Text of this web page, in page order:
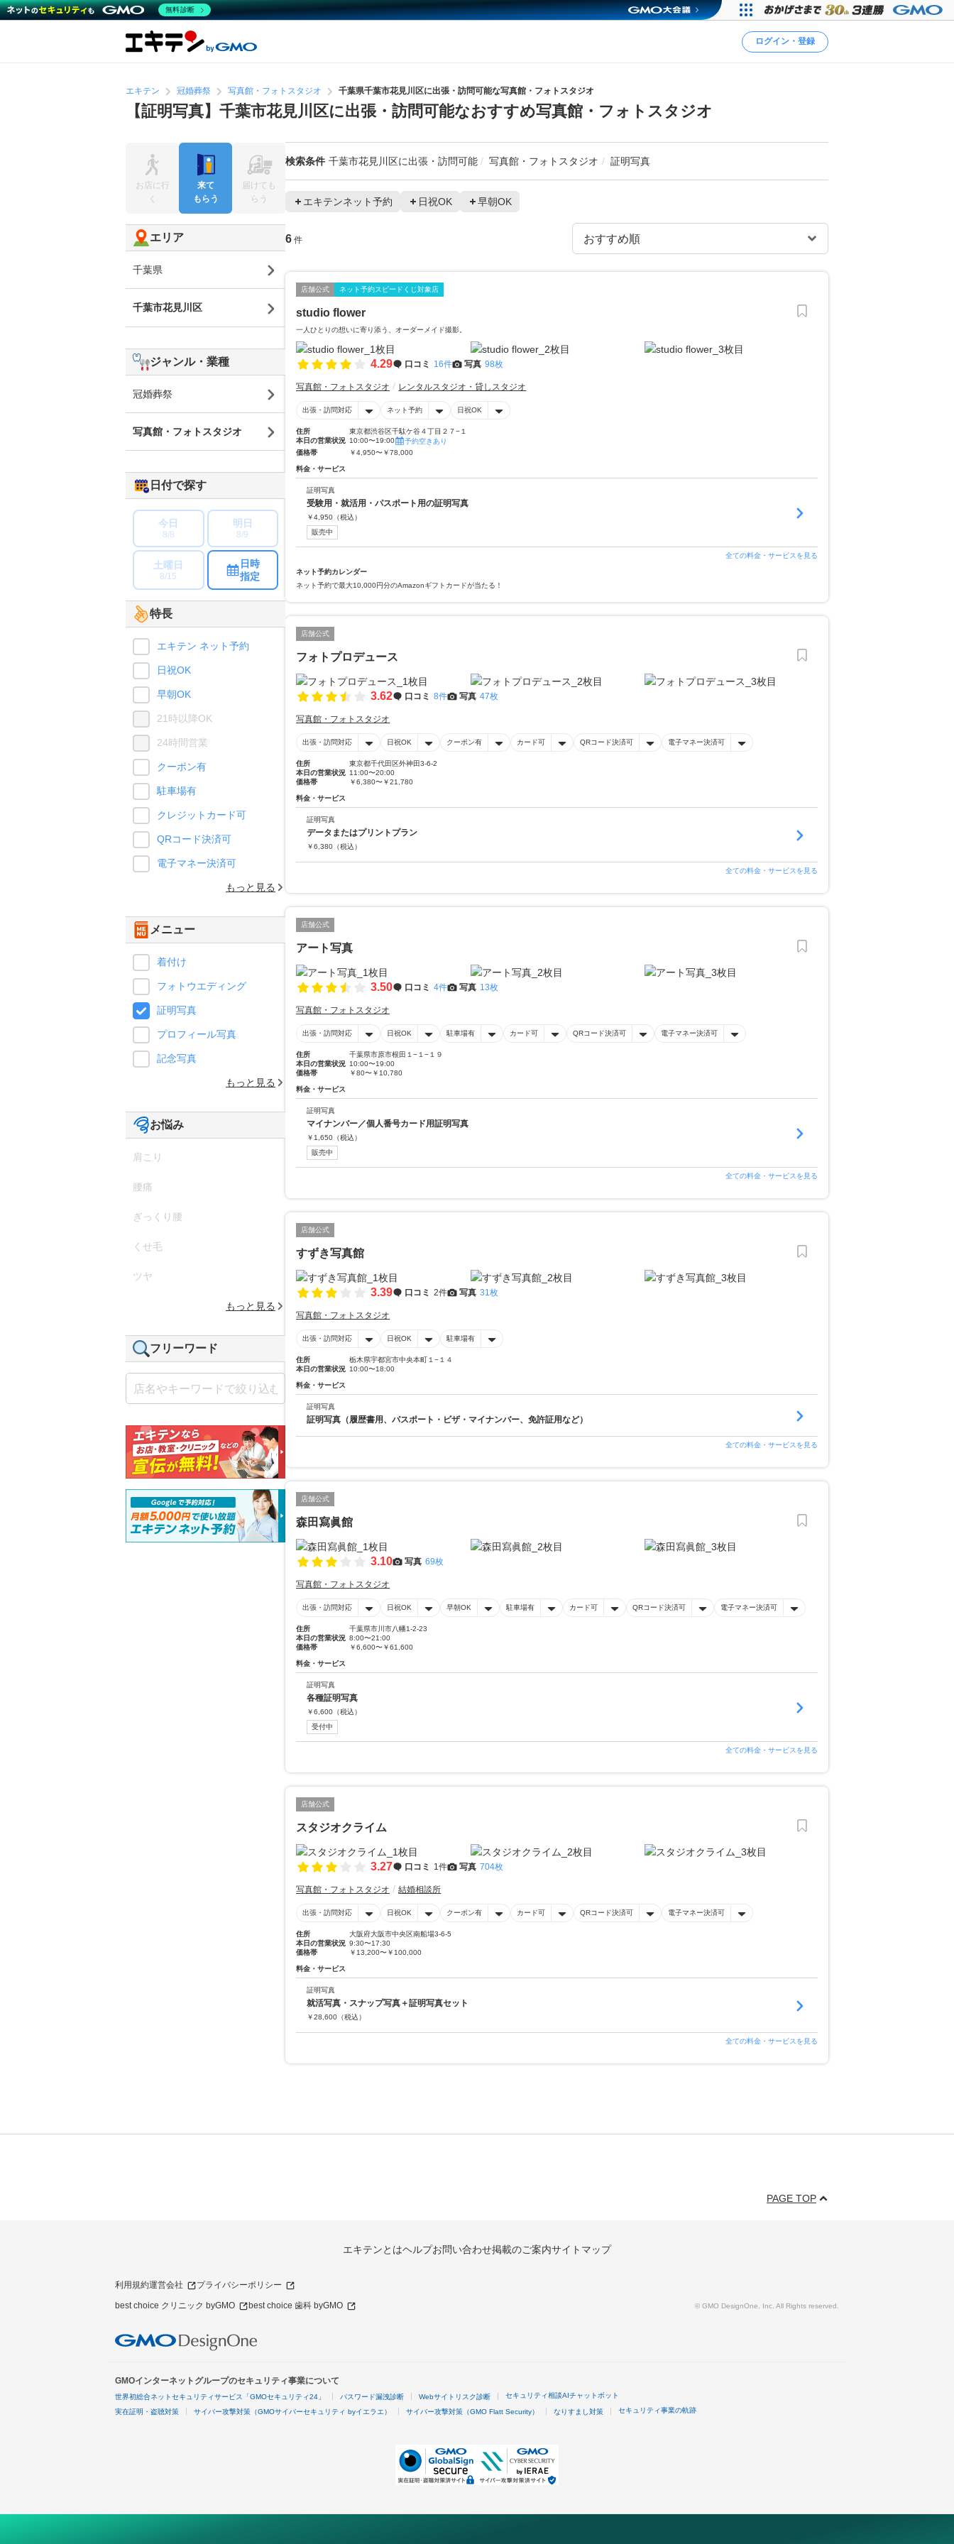
ログイン・登録
エキテン 冠婚葬祭 写真館・フォトスタジオ 千葉県千葉市花見川区に出張・訪問可能な写真館・フォトスタジオ
【証明写真】千葉市花見川区に出張・訪問可能なおすすめ写真館・フォトスタジオ
検索条件 千葉市花見川区に出張・訪問可能 写真館・フォトスタジオ 証明写真
エキテンネット予約 日祝OK 早朝OK
6 件
店舗公式 ネット予約スピードくじ対象店
studio flower
一人ひとりの想いに寄り添う、オーダーメイド撮影。
4.29 口コミ 16件 写真 98枚
写真館・フォトスタジオ レンタルスタジオ・貸しスタジオ
出張・訪問対応 ネット予約 日祝OK
住所
東京都渋谷区千駄ケ谷４丁目２７−１
本日の営業状況 10:00〜19:00
予約空きあり
価格帯
￥4,950〜￥78,000
料金・サービス
証明写真
受験用・就活用・パスポート用の証明写真
￥4,950 （税込）
販売中
全ての料金・サービスを見る
ネット予約カレンダー
ネット予約で最大10,000円分のAmazonギフトカードが当たる！
店舗公式
フォトプロデュース
3.62 口コミ 8件 写真 47枚
写真館・フォトスタジオ
出張・訪問対応 日祝OK クーポン有 カード可 QRコード決済可 電子マネー決済可
住所
東京都千代田区外神田3-6-2
本日の営業状況 11:00〜20:00
価格帯
￥6,380〜￥21,780
料金・サービス
証明写真
データまたはプリントプラン
￥6,380 （税込）
全ての料金・サービスを見る
店舗公式
アート写真
3.50 口コミ 4件 写真 13枚
写真館・フォトスタジオ
出張・訪問対応 日祝OK 駐車場有 カード可 QRコード決済可 電子マネー決済可
住所
千葉県市原市根田１−１−１９
本日の営業状況 10:00〜19:00
価格帯
￥80〜￥10,780
料金・サービス
証明写真
マイナンバー／個人番号カード用証明写真
￥ 1,650 （税込）
販売中
全ての料金・サービスを見る
店舗公式
すずき写真館
3.39 口コミ 2件 写真 31枚
写真館・フォトスタジオ
出張・訪問対応 日祝OK 駐車場有
住所
栃木県宇都宮市中央本町１−１４
本日の営業状況 10:00〜18:00
料金・サービス
証明写真
証明写真（履歴書用、パスポート・ビザ・マイナンバー、免許証用など）
全ての料金・サービスを見る
店舗公式
森田寫眞館
3.10 写真 69枚
写真館・フォトスタジオ
出張・訪問対応 日祝OK 早朝OK 駐車場有 カード可 QRコード決済可 電子マネー決済可
住所
千葉県市川市八幡1-2-23
本日の営業状況 8:00〜21:00
価格帯
￥6,600〜￥61,600
料金・サービス
証明写真
各種証明写真
￥6,600 （税込）
受付中
全ての料金・サービスを見る
店舗公式
スタジオクライム
3.27 口コミ 1件 写真 704枚
写真館・フォトスタジオ 結婚相談所
出張・訪問対応 日祝OK クーポン有 カード可 QRコード決済可 電子マネー決済可
住所
大阪府大阪市中央区南船場3-6-5
本日の営業状況 9:30〜17:30
価格帯
￥13,200〜￥100,000
料金・サービス
証明写真
就活写真・スナップ写真＋証明写真セット
￥28,600 （税込）
全ての料金・サービスを見る
お店に行
く
来て
もらう
届けても
らう
エリア
千葉県
千葉市花見川区
ジャンル・業種
冠婚葬祭
写真館・フォトスタジオ
日付で探す
今日
8/8
明日
8/9
土曜日
8/15
日時
指定
特長
エキテン ネット予約
日祝OK
早朝OK
21時以降OK
24時間営業
クーポン有
駐車場有
クレジットカード可
QRコード決済可
電子マネー決済可
もっと見る
メニュー
着付け
フォトウエディング
証明写真
プロフィール写真
記念写真
もっと見る
お悩み
肩こり
腰痛
ぎっくり腰
くせ毛
ツヤ
もっと見る
フリーワード
PAGE TOP
エキテンとはヘルプお問い合わせ掲載のご案内サイトマップ
利用規約運営会社 プライバシーポリシー
best choice クリニック byGMO best choice 歯科 byGMO © GMO DesignOne, Inc. All Rights reserved.
GMOインターネットグループのセキュリティ事業について
世界初総合ネットセキュリティサービス「GMOセキュリティ24」 パスワード漏洩診断 Webサイトリスク診断 セキュリティ相談AIチャットボット
実在証明・盗聴対策 サイバー攻撃対策（GMOサイバーセキュリティ byイエラエ） サイバー攻撃対策（GMO Flatt Security） なりすまし対策 セキュリティ事業の軌跡
無料診断